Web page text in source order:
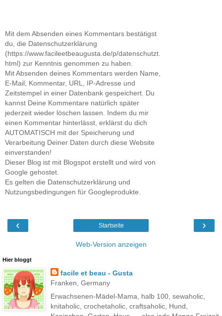
Mit dem Absenden eines Kommentars bestätigst
du, die Datenschutzerklärung
(https://www.facileetbeaugusta.de/p/datenschutzt.
html) zur Kenntnis genommen zu haben.
Mit Absenden deines Kommentars werden Name,
E-Mail, Kommentar, URL, IP-Adresse und
Zeitstempel in einer Datenbank gespeichert. Du
kannst Deine Kommentare natürlich später
jederzeit wieder löschen lassen. Indem du mir
einen Kommentar hinterlässt, erklärst du dich
AUTOMATISCH mit der Speicherung und
Verarbeitung Deiner Daten durch diese Website
einverstanden!
Dieser Blog ist mit Blogspot erstellt und wird von
Google gehostet.
Es gelten die Datenschutzerklärung und
Nutzungsbedingungen für Googleprodukte.
‹ ›
Startseite
Web-Version anzeigen
Hier bloggt
facile et beau - Gusta
Franken, Germany
Erwachsenen-Mädel-Mama, halb 100, sewaholic,
knitaholic, crochetaholic, craftsaholic, Hund,